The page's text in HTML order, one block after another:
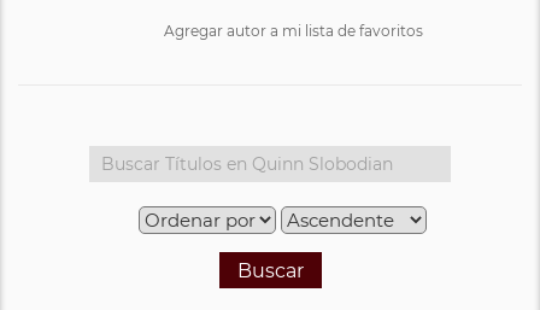
Agregar autor a mi lista de favoritos
Buscar